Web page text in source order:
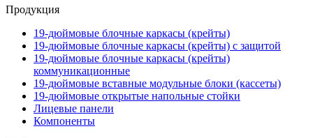
Продукция
19-дюймовые блочные каркасы (крейты)
19-дюймовые блочные каркасы (крейты) с защитой
19-дюймовые блочные каркасы (крейты)
коммуникационные
19-дюймовые вставные модульные блоки (кассеты)
19-дюймовые открытые напольные стойки
Лицевые панели
Компоненты